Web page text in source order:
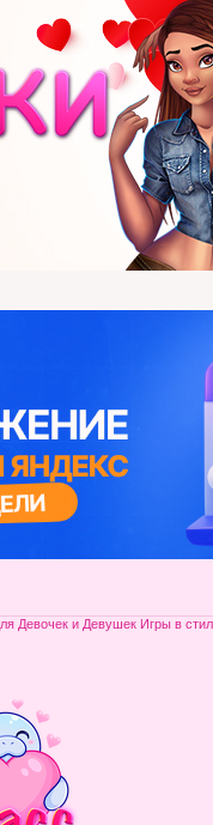
Девочек и Девушек Игры в